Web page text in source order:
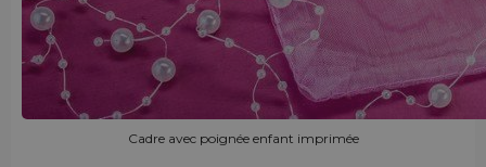
Cadre avec poignée enfant imprimée